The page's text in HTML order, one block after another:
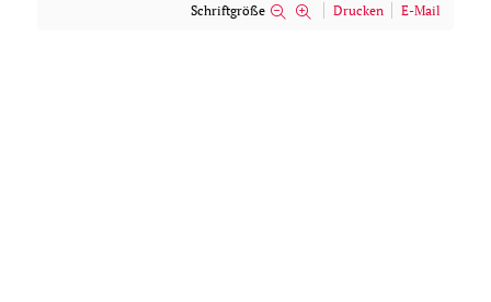
Schriftgröße Drucken E-Mail